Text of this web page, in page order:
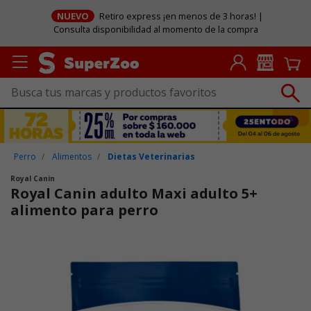
NUEVO
Retiro express ¡en menos de 3 horas! |
Consulta disponibilidad al momento de la compra
Perro Alimentos Dietas Veterinarias
Royal Canin
Royal Canin adulto Maxi adulto 5+
alimento para perro